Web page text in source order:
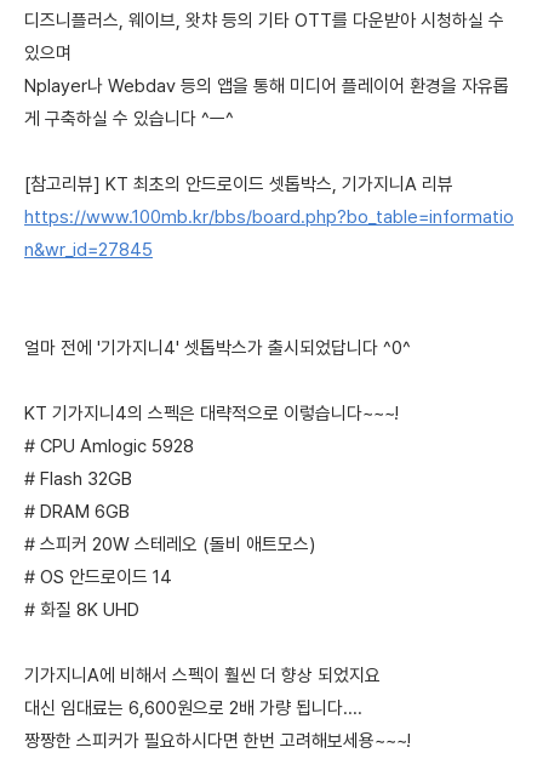
디즈니플러스, 웨이브, 왓챠 등의 기타 OTT를 다운받아 시청하실 수
있으며
Nplayer나 Webdav 등의 앱을 통해 미디어 플레이어 환경을 자유롭
게 구축하실 수 있습니다 ^ㅡ^
[참고리뷰] KT 최초의 안드로이드 셋톱박스, 기가지니A 리뷰
https://www.100mb.kr/bbs/board.php?bo_table=informatio
n&wr_id=27845
얼마 전에 '기가지니4' 셋톱박스가 출시되었답니다 ^0^
KT 기가지니4의 스펙은 대략적으로 이렇습니다~~~!
# CPU Amlogic 5928
# Flash 32GB
# DRAM 6GB
# 스피커 20W 스테레오 (돌비 애트모스)
# OS 안드로이드 14
# 화질 8K UHD
기가지니A에 비해서 스펙이 훨씬 더 향상 되었지요
대신 임대료는 6,600원으로 2배 가량 됩니다....
짱짱한 스피커가 필요하시다면 한번 고려해보세용~~~!